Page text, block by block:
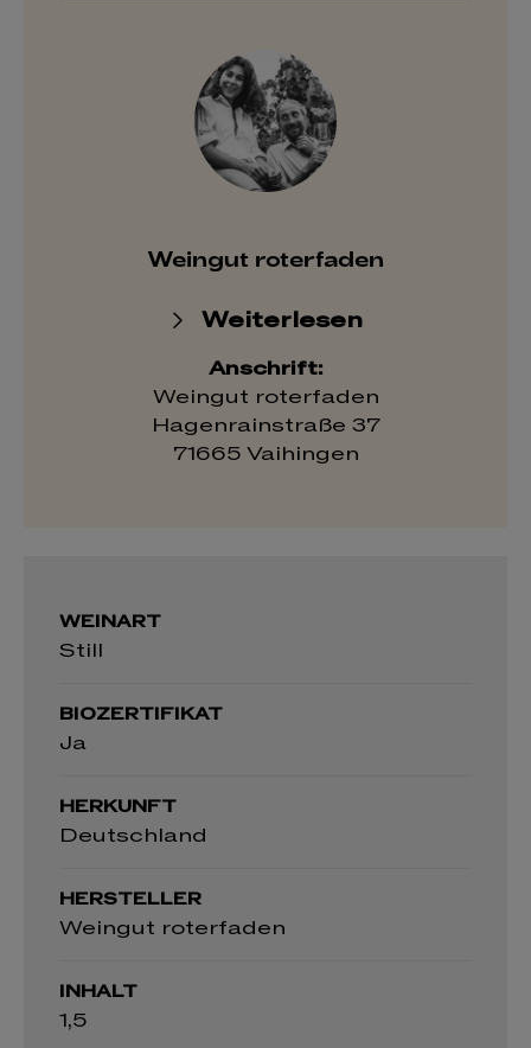
WEINART
Still
BIOZERTIFIKAT
Ja
HERKUNFT
Deutschland
HERSTELLER
Weingut roterfaden
INHALT
1,5
Weingut roterfaden
Weiterlesen
Anschrift:
Weingut roterfaden
Hagenrainstraße 37
71665 Vaihingen